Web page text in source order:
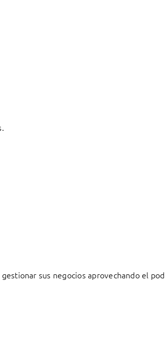
sus negocios aprovechando el